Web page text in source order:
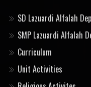
SD Lazuardi Alfalah
SMP Lazuardi Alfalah
Curriculum
Unit Activities